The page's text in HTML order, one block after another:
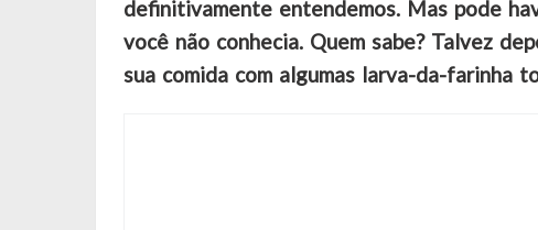
definitivamente entendemos. Mas pode
você não conhecia. Quem sabe? Talvez
sua comida com algumas larva-da-farinha